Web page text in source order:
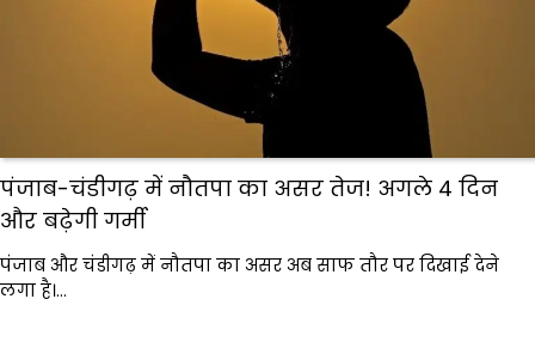
पंजाब-चंडीगढ़ में नौतपा का असर तेज! अगले 4 दिन
और बढ़ेगी गर्मी
पंजाब और चंडीगढ़ में नौतपा का असर अब साफ तौर पर दिखाई देने
लगा है।…